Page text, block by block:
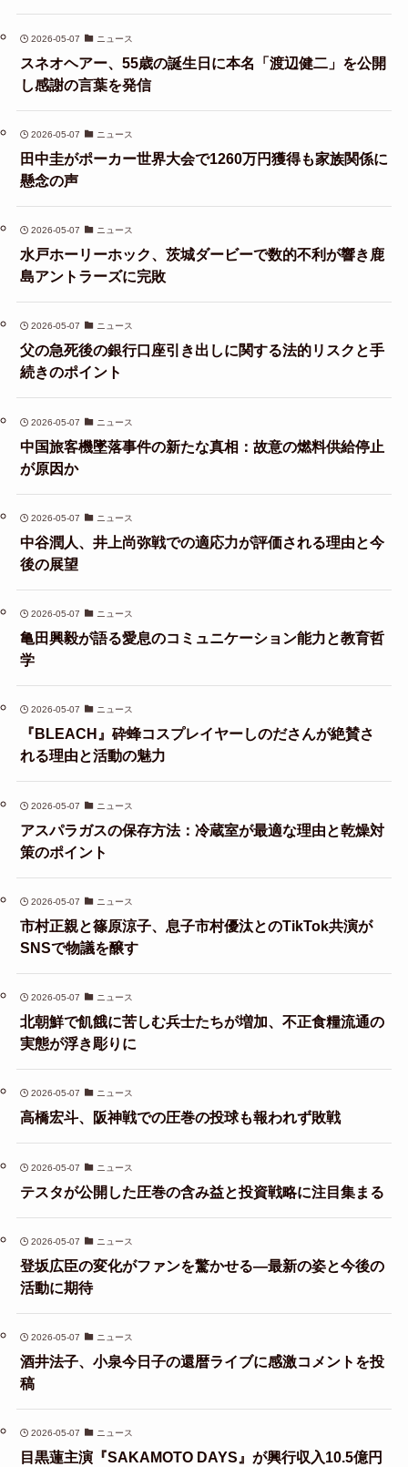
2026-05-07 ニュース
スネオヘアー、55歳の誕生日に本名「渡辺健二」を公開
し感謝の言葉を発信
2026-05-07 ニュース
田中圭がポーカー世界大会で1260万円獲得も家族関係に
懸念の声
2026-05-07 ニュース
水戸ホーリーホック、茨城ダービーで数的不利が響き鹿
島アントラーズに完敗
2026-05-07 ニュース
父の急死後の銀行口座引き出しに関する法的リスクと手
続きのポイント
2026-05-07 ニュース
中国旅客機墜落事件の新たな真相：故意の燃料供給停止
が原因か
2026-05-07 ニュース
中谷潤人、井上尚弥戦での適応力が評価される理由と今
後の展望
2026-05-07 ニュース
亀田興毅が語る愛息のコミュニケーション能力と教育哲
学
2026-05-07 ニュース
『BLEACH』砕蜂コスプレイヤーしのださんが絶賛さ
れる理由と活動の魅力
2026-05-07 ニュース
アスパラガスの保存方法：冷蔵室が最適な理由と乾燥対
策のポイント
2026-05-07 ニュース
市村正親と篠原涼子、息子市村優汰とのTikTok共演が
SNSで物議を醸す
2026-05-07 ニュース
北朝鮮で飢餓に苦しむ兵士たちが増加、不正食糧流通の
実態が浮き彫りに
2026-05-07 ニュース
高橋宏斗、阪神戦での圧巻の投球も報われず敗戦
2026-05-07 ニュース
テスタが公開した圧巻の含み益と投資戦略に注目集まる
2026-05-07 ニュース
登坂広臣の変化がファンを驚かせる—最新の姿と今後の
活動に期待
2026-05-07 ニュース
酒井法子、小泉今日子の還暦ライブに感激コメントを投
稿
2026-05-07 ニュース
目黒蓮主演『SAKAMOTO DAYS』が興行収入10.5億円